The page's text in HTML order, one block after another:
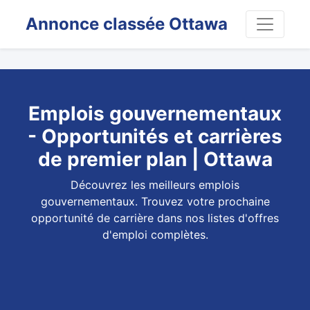
Annonce classée Ottawa
Emplois gouvernementaux
- Opportunités et carrières
de premier plan | Ottawa
Découvrez les meilleurs emplois
gouvernementaux. Trouvez votre prochaine
opportunité de carrière dans nos listes d'offres
d'emploi complètes.